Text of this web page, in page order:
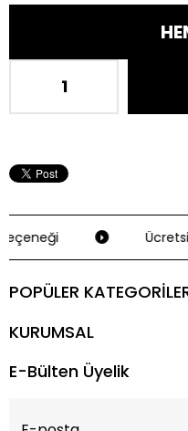
POPÜLER
KURUMSAL
E-Bülten Üyelik